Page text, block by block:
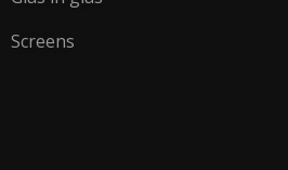
Screens